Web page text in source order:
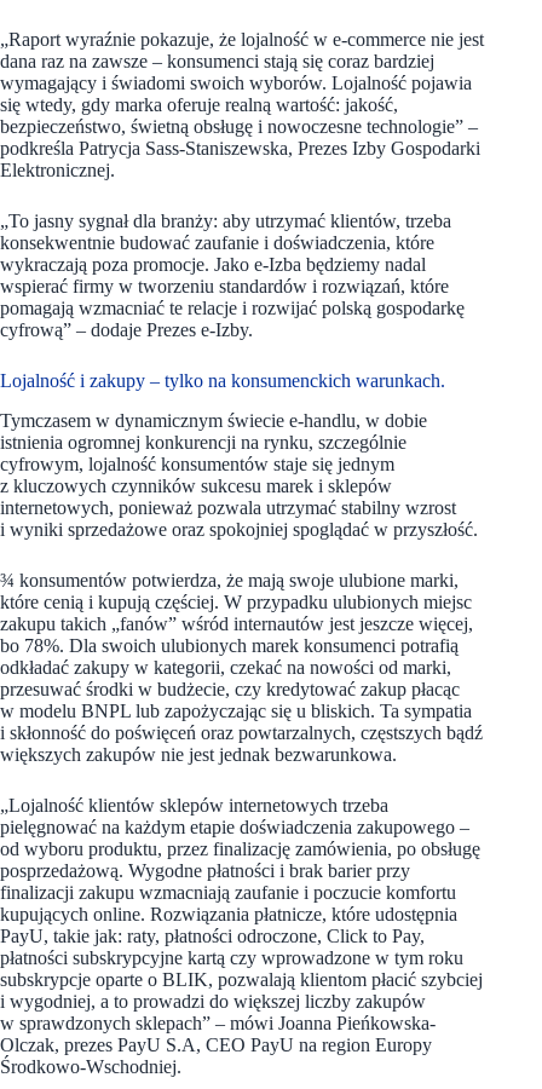
„Raport wyraźnie pokazuje, że lojalność w e-commerce nie jest
dana raz na zawsze – konsumenci stają się coraz bardziej
wymagający i świadomi swoich wyborów. Lojalność pojawia
się wtedy, gdy marka oferuje realną wartość: jakość,
bezpieczeństwo, świetną obsługę i nowoczesne technologie” –
podkreśla Patrycja Sass-Staniszewska, Prezes Izby Gospodarki
Elektronicznej.
„To jasny sygnał dla branży: aby utrzymać klientów, trzeba
konsekwentnie budować zaufanie i doświadczenia, które
wykraczają poza promocje. Jako e-Izba będziemy nadal
wspierać firmy w tworzeniu standardów i rozwiązań, które
pomagają wzmacniać te relacje i rozwijać polską gospodarkę
cyfrową” – dodaje Prezes e-Izby.
Lojalność i zakupy – tylko na konsumenckich warunkach.
Tymczasem w dynamicznym świecie e-handlu, w dobie
istnienia ogromnej konkurencji na rynku, szczególnie
cyfrowym, lojalność konsumentów staje się jednym
z kluczowych czynników sukcesu marek i sklepów
internetowych, ponieważ pozwala utrzymać stabilny wzrost
i wyniki sprzedażowe oraz spokojniej spoglądać w przyszłość.
¾ konsumentów potwierdza, że mają swoje ulubione marki,
które cenią i kupują częściej. W przypadku ulubionych miejsc
zakupu takich „fanów” wśród internautów jest jeszcze więcej,
bo 78%. Dla swoich ulubionych marek konsumenci potrafią
odkładać zakupy w kategorii, czekać na nowości od marki,
przesuwać środki w budżecie, czy kredytować zakup płacąc
w modelu BNPL lub zapożyczając się u bliskich. Ta sympatia
i skłonność do poświęceń oraz powtarzalnych, częstszych bądź
większych zakupów nie jest jednak bezwarunkowa.
„Lojalność klientów sklepów internetowych trzeba
pielęgnować na każdym etapie doświadczenia zakupowego –
od wyboru produktu, przez finalizację zamówienia, po obsługę
posprzedażową. Wygodne płatności i brak barier przy
finalizacji zakupu wzmacniają zaufanie i poczucie komfortu
kupujących online. Rozwiązania płatnicze, które udostępnia
PayU, takie jak: raty, płatności odroczone, Click to Pay,
płatności subskrypcyjne kartą czy wprowadzone w tym roku
subskrypcje oparte o BLIK, pozwalają klientom płacić szybciej
i wygodniej, a to prowadzi do większej liczby zakupów
w sprawdzonych sklepach” – mówi Joanna Pieńkowska-
Olczak, prezes PayU S.A, CEO PayU na region Europy
Środkowo-Wschodniej.